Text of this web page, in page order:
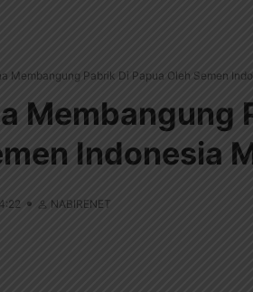
Membangung Pabrik Di Papua Oleh Semen
Membangung
Indonesia
NABIRENET